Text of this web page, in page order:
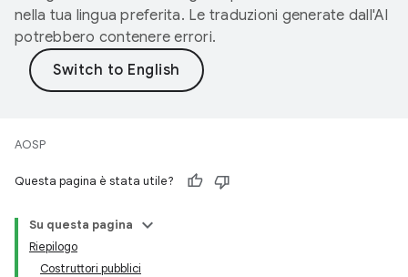
nella tua lingua preferita. Le traduzioni generate dall'AI
potrebbero contenere errori.
AOSP
Questa pagina è stata utile?
Su questa pagina
Riepilogo
Costruttori pubblici